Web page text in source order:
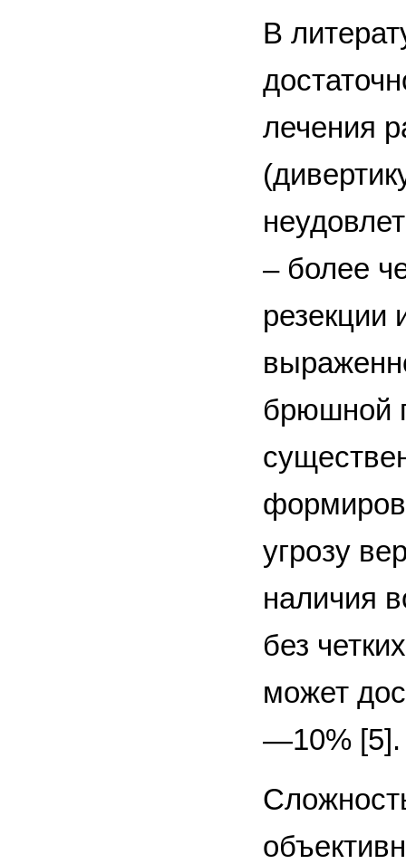
В
лечения
– более
резекции
брюшной
угрозу
наличия
без
может
—10% [5].